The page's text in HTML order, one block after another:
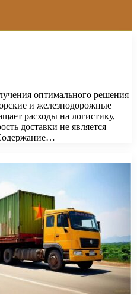
оптимального решения
и железнодорожные
расходы на логистику,
доставки не является